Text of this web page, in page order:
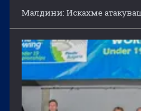
Малдини: Искахме